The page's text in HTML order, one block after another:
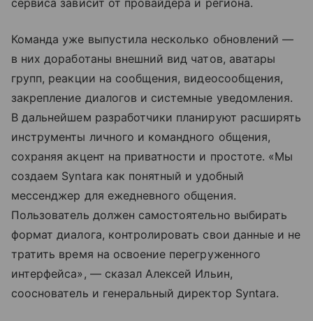
Команда уже выпустила несколько обновлений —
в них доработаны внешний вид чатов, аватары
групп, реакции на сообщения, видеосообщения,
закрепление диалогов и системные уведомления.
В дальнейшем разработчики планируют расширять
инструменты личного и командного общения,
сохраняя акцент на приватности и простоте. «Мы
создаем Syntara как понятный и удобный
мессенджер для ежедневного общения.
Пользователь должен самостоятельно выбирать
формат диалога, контролировать свои данные и не
тратить время на освоение перегруженного
интерфейса», — сказал Алексей Ильин,
сооснователь и генеральный директор Syntara.